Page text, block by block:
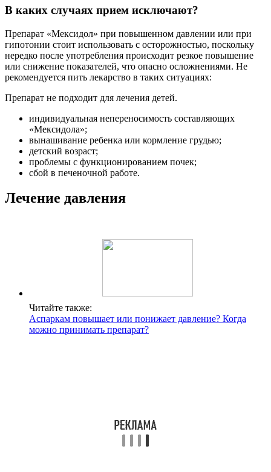
В каких случаях прием исключают?
Препарат «Мексидол» при повышенном давлении или при
гипотонии стоит использовать с осторожностью, поскольку
нередко после употребления происходит резкое повышение
или снижение показателей, что опасно осложнениями. Не
рекомендуется пить лекарство в таких ситуациях:
Препарат не подходит для лечения детей.
индивидуальная непереносимость составляющих
«Мексидола»;
вынашивание ребенка или кормление грудью;
детский возраст;
проблемы с функционированием почек;
сбой в печеночной работе.
Лечение давления
Читайте также:
Аспаркам повышает или понижает давление? Когда
можно принимать препарат?